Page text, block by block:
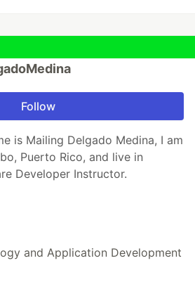
Follow
is Mailing Delgado Medina, I am
Puerto Rico, and live in
Developer Instructor.
and Application Development